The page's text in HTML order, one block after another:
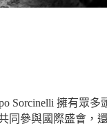
Sorcinelli 擁有眾
同參與國際盛會，